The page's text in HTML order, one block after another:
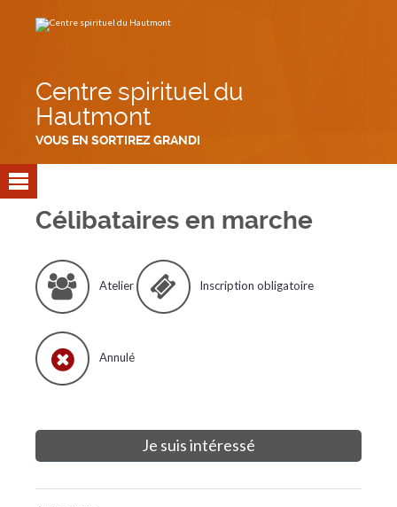
contenu.
Centre spirituel du
Hautmont
VOUS EN SORTIREZ GRANDI
Célibataires en marche
Atelier Inscription obligatoire
Annulé
Je suis intéressé